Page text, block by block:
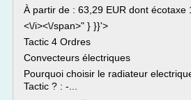
À partir de : 63,29 EUR dont écotaxe
<\/i><\/span>" } }}'>
Tactic 4 Ordres
Convecteurs électriques
Pourquoi choisir le radiateur
Tactic ? : -...